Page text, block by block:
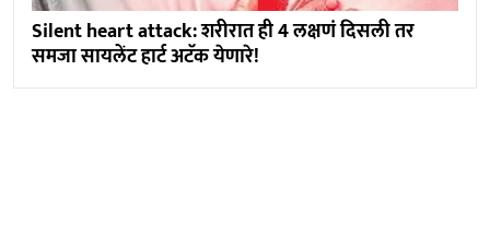
Silent heart attack: शरीरात ही 4 लक्षणं दिसली तर
समजा सायलेंट हार्ट अटॅक येणारे!